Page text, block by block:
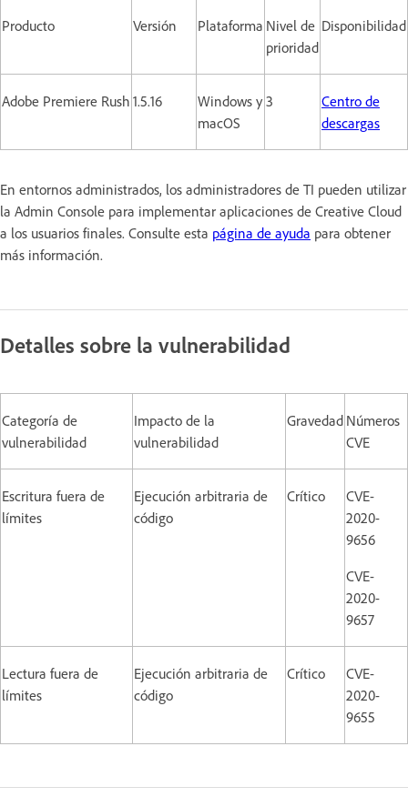
Producto Versión Plataforma Nivel de
prioridad
Disponibilidad
Adobe Premiere Rush 1.5.16
Windows y
macOS
3
Centro de
descargas
En entornos administrados, los administradores de TI pueden utilizar
la Admin Console para implementar aplicaciones de Creative Cloud
a los usuarios finales. Consulte esta página de ayuda para obtener
más información.
Detalles sobre la vulnerabilidad
Categoría de
vulnerabilidad
Impacto de la
vulnerabilidad
Gravedad Números
CVE
Escritura fuera de
límites
Ejecución arbitraria de
código
Crítico
CVE-
2020-
9656
CVE-
2020-
9657
Lectura fuera de
límites
Ejecución arbitraria de
código
Crítico
CVE-
2020-
9655